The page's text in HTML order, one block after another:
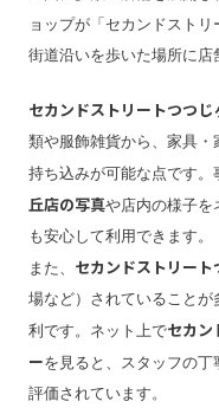
ョップが「セカンドスト
街道沿いを歩いた場所に店
セカンドストリートつつ
類や服飾雑貨から、家具
持ち込みが可能な点です。
丘店の写真や店内の様子を
も安心して利用できます。
また、 セカンドストリー
場など）されていること
利です。ネット上でセカン
ーを見ると、スタッフの丁
評価されています。